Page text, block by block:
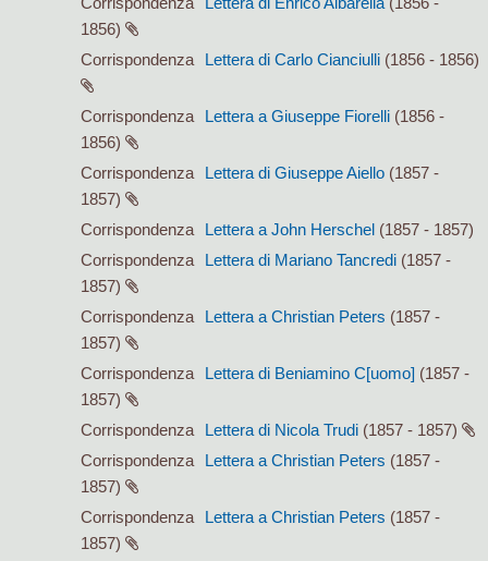
1856)
Corrispondenza
Lettera di Carlo Cianciulli (1856 - 1856)
Corrispondenza Lettera a Giuseppe Fiorelli (1856 -
1856)
Corrispondenza
Lettera di Giuseppe Aiello (1857 -
1857)
Corrispondenza
Lettera a John Herschel (1857 - 1857)
Corrispondenza
Lettera di Mariano Tancredi (1857 -
1857)
Corrispondenza
Lettera a Christian Peters (1857 -
1857)
Corrispondenza
Lettera di Beniamino C[uomo] (1857 -
1857)
Corrispondenza
Lettera di Nicola Trudi (1857 - 1857)
Corrispondenza
Lettera a Christian Peters (1857 -
1857)
Corrispondenza
Lettera a Christian Peters (1857 -
1857)